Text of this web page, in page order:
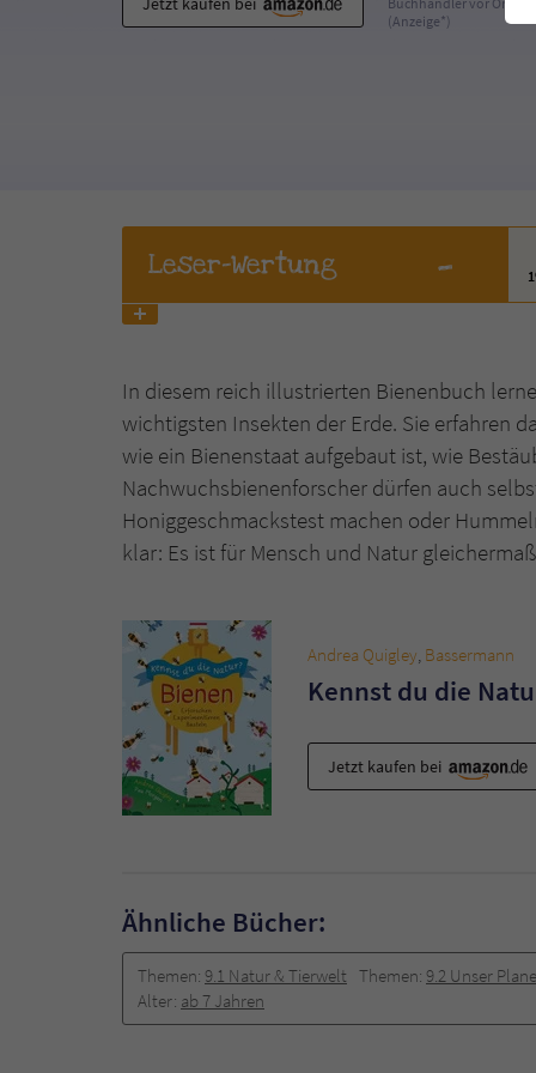
(Anzeige*)
Leser-Wertung -
In diesem reich illustrierten Bienenbuch
wichtigsten Insekten der Erde. Sie erfahren
wie ein Bienenstaat aufgebaut ist, wie
Nachwuchsbienenforscher dürfen auch
Honiggeschmackstest machen oder
klar: Es ist für Mensch und Natur
Andrea Quigley, Bassermann
Kennst du die
Jetzt kaufen bei
Ähnliche Bücher:
Themen: 9.1 Natur & Tierwelt Themen: 9.2 Unser
Alter: ab 7 Jahren